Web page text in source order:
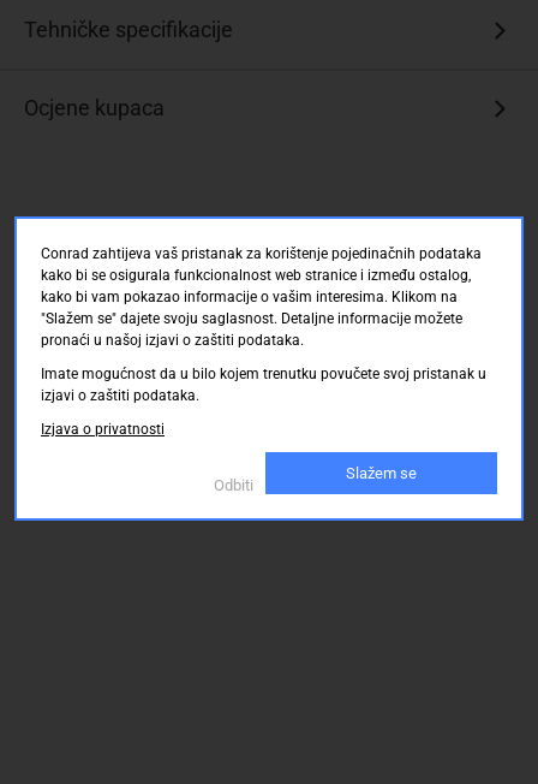
Tehničke specifikacije
Ocjene kupaca
Conrad zahtijeva vaš pristanak za korištenje pojedinačnih podataka
kako bi se osigurala funkcionalnost web stranice i između ostalog,
kako bi vam pokazao informacije o vašim interesima. Klikom na
"Slažem se" dajete svoju saglasnost. Detaljne informacije možete
pronaći u našoj izjavi o zaštiti podataka.
Imate mogućnost da u bilo kojem trenutku povučete svoj pristanak u
izjavi o zaštiti podataka.
Izjava o privatnosti
Odbiti
Slažem se